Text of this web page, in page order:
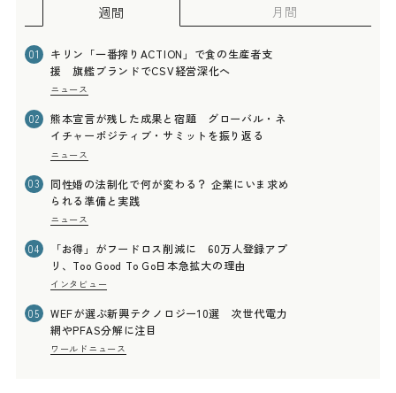
週間 月間
01
キリン「一番搾りACTION」で食の生産者支
援 旗艦ブランドでCSV経営深化へ
ニュース
02
熊本宣言が残した成果と宿題 グローバル・ネ
イチャーポジティブ・サミットを振り返る
ニュース
03
同性婚の法制化で何が変わる？ 企業にいま求め
られる準備と実践
ニュース
04
「お得」がフードロス削減に 60万人登録アプ
リ、Too Good To Go日本急拡大の理由
インタビュー
05
WEFが選ぶ新興テクノロジー10選 次世代電力
網やPFAS分解に注目
ワールドニュース